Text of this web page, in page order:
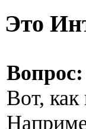
Это
Вопрос:
Вот,